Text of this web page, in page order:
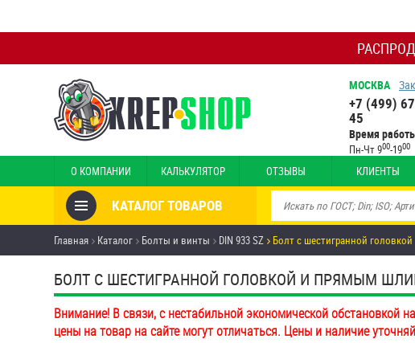
МОСКВА
+7 (499)
45
Время
Пн-Чт 900-1900
О КОМПАНИИ КАЛЬКУЛЯТОР ОТЗЫВЫ КЛИЕНТЫ
КАТАЛОГ ТОВАРОВ
Товары со скидкой
Анкеры
Антивандальный крепёж,
инструмент
Главная Каталог Болты и винты DIN 933 SZ Болт с шестигранной
БОЛТ С ШЕСТИГРАННОЙ ГОЛОВКОЙ И ПРЯМЫМ
Внимание! В связи, с нестабильной экономической обстановкой
цены на товар на сайте могут отличаться. Цены и наличие